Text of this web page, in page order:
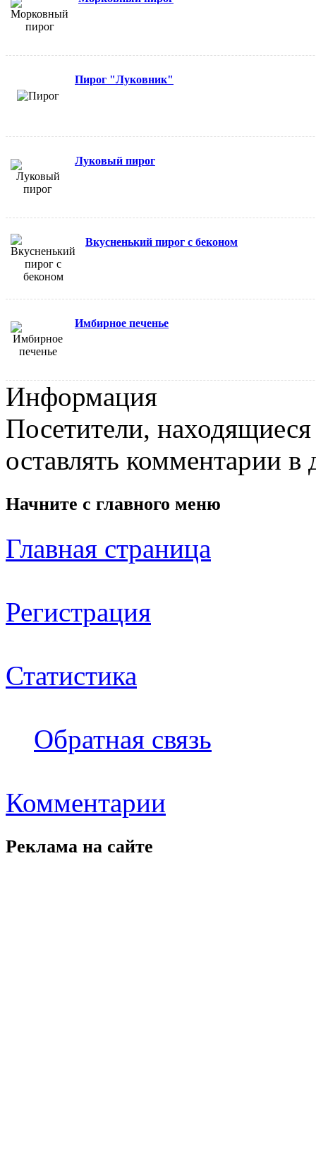
Пирог "Луковник"
Луковый пирог
Вкусненький пирог с беконом
Имбирное печенье
Информация
Посетители,
оставлять комментарии в
Начните с главного меню
Главная страница
Регистрация
Статистика
Обратная связь
Комментарии
Реклама на сайте